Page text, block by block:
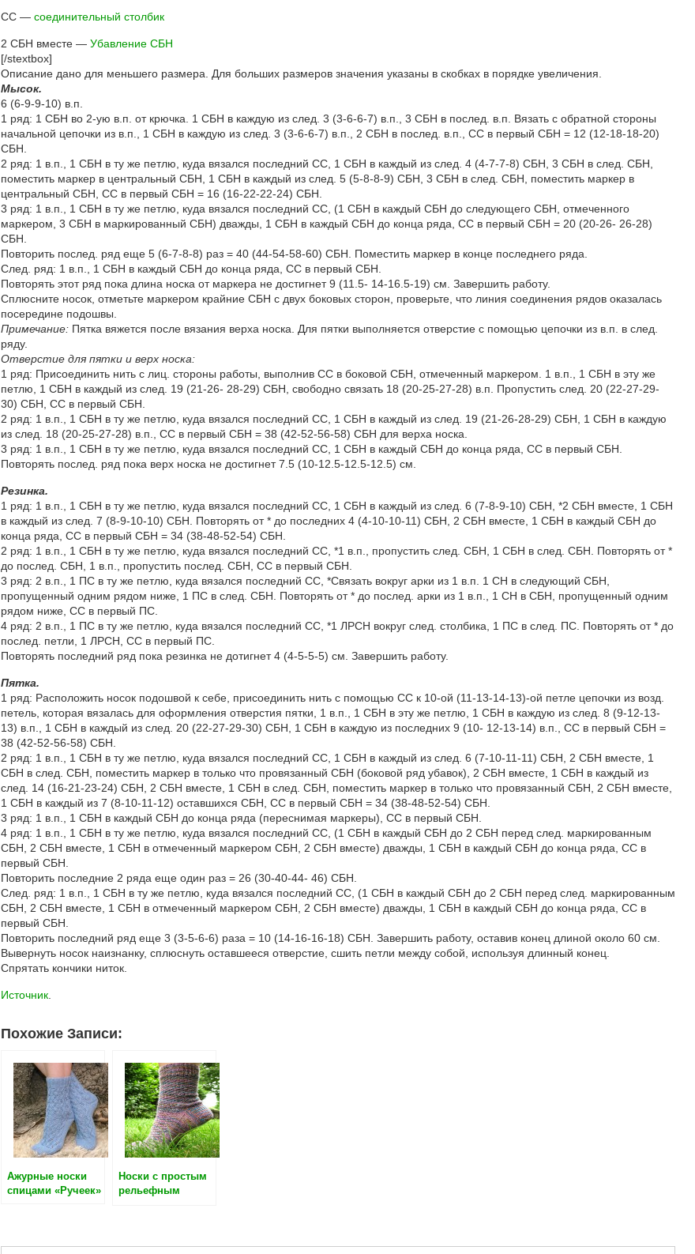
СС — соединительный столбик
2 СБН вместе — Убавление СБН
[/stextbox]
Описание дано для меньшего размера. Для больших размеров значения указаны в скобках в порядке увеличения.
Мысок.
6 (6-9-9-10) в.п.
1 ряд: 1 СБН во 2-ую в.п. от крючка. 1 СБН в каждую из след. 3 (3-6-6-7) в.п., 3 СБН в послед. в.п. Вязать с обратной стороны
начальной цепочки из в.п., 1 СБН в каждую из след. 3 (3-6-6-7) в.п., 2 СБН в послед. в.п., СС в первый СБН = 12 (12-18-18-20)
СБН.
2 ряд: 1 в.п., 1 СБН в ту же петлю, куда вязался последний СС, 1 СБН в каждый из след. 4 (4-7-7-8) СБН, 3 СБН в след. СБН,
поместить маркер в центральный СБН, 1 СБН в каждый из след. 5 (5-8-8-9) СБН, 3 СБН в след. СБН, поместить маркер в
центральный СБН, СС в первый СБН = 16 (16-22-22-24) СБН.
3 ряд: 1 в.п., 1 СБН в ту же петлю, куда вязался последний СС, (1 СБН в каждый СБН до следующего СБН, отмеченного
маркером, 3 СБН в маркированный СБН) дважды, 1 СБН в каждый СБН до конца ряда, СС в первый СБН = 20 (20-26- 26-28)
СБН.
Повторить послед. ряд еще 5 (6-7-8-8) раз = 40 (44-54-58-60) СБН. Поместить маркер в конце последнего ряда.
След. ряд: 1 в.п., 1 СБН в каждый СБН до конца ряда, СС в первый СБН.
Повторять этот ряд пока длина носка от маркера не достигнет 9 (11.5- 14-16.5-19) см. Завершить работу.
Сплюсните носок, отметьте маркером крайние СБН с двух боковых сторон, проверьте, что линия соединения рядов оказалась
посередине подошвы.
Примечаниe: Пятка вяжется после вязания верха носка. Для пятки выполняется отверстие с помощью цепочки из в.п. в след.
ряду.
Отверстие для пятки и верх носка:
1 ряд: Присоединить нить с лиц. стороны работы, выполнив СС в боковой СБН, отмеченный маркером. 1 в.п., 1 СБН в эту же
петлю, 1 СБН в каждый из след. 19 (21-26- 28-29) СБН, свободно связать 18 (20-25-27-28) в.п. Пропустить след. 20 (22-27-29-
30) СБН, СС в первый СБН.
2 ряд: 1 в.п., 1 СБН в ту же петлю, куда вязался последний СС, 1 СБН в каждый из след. 19 (21-26-28-29) СБН, 1 СБН в каждую
из след. 18 (20-25-27-28) в.п., СС в первый СБН = 38 (42-52-56-58) СБН для верха носка.
3 ряд: 1 в.п., 1 СБН в ту же петлю, куда вязался последний СС, 1 СБН в каждый СБН до конца ряда, СС в первый СБН.
Повторять послед. ряд пока верх носка не достигнет 7.5 (10-12.5-12.5-12.5) см.
Резинка.
1 ряд: 1 в.п., 1 СБН в ту же петлю, куда вязался последний СС, 1 СБН в каждый из след. 6 (7-8-9-10) СБН, *2 СБН вместе, 1 СБН
в каждый из след. 7 (8-9-10-10) СБН. Повторять от * до последних 4 (4-10-10-11) СБН, 2 СБН вместе, 1 СБН в каждый СБН до
конца ряда, СС в первый СБН = 34 (38-48-52-54) СБН.
2 ряд: 1 в.п., 1 СБН в ту же петлю, куда вязался последний СС, *1 в.п., пропустить след. СБН, 1 СБН в след. СБН. Повторять от *
до послед. СБН, 1 в.п., пропустить послед. СБН, СС в первый СБН.
3 ряд: 2 в.п., 1 ПС в ту же петлю, куда вязался последний СС, *Связать вокруг арки из 1 в.п. 1 СН в следующий СБН,
пропущенный одним рядом ниже, 1 ПС в след. СБН. Повторять от * до послед. арки из 1 в.п., 1 СН в СБН, пропущенный одним
рядом ниже, СС в первый ПС.
4 ряд: 2 в.п., 1 ПС в ту же петлю, куда вязался последний СС, *1 ЛРСН вокруг след. столбика, 1 ПС в след. ПС. Повторять от * до
послед. петли, 1 ЛРСН, СС в первый ПС.
Повторять последний ряд пока резинка не дотигнет 4 (4-5-5-5) см. Завершить работу.
Пятка.
1 ряд: Расположить носок подошвой к себе, присоединить нить с помощью СС к 10-ой (11-13-14-13)-ой петле цепочки из возд.
петель, которая вязалась для оформления отверстия пятки, 1 в.п., 1 СБН в эту же петлю, 1 СБН в каждую из след. 8 (9-12-13-
13) в.п., 1 СБН в каждый из след. 20 (22-27-29-30) СБН, 1 СБН в каждую из последних 9 (10- 12-13-14) в.п., СС в первый СБН =
38 (42-52-56-58) СБН.
2 ряд: 1 в.п., 1 СБН в ту же петлю, куда вязался последний СС, 1 СБН в каждый из след. 6 (7-10-11-11) СБН, 2 СБН вместе, 1
СБН в след. СБН, поместить маркер в только что провязанный СБН (боковой ряд убавок), 2 СБН вместе, 1 СБН в каждый из
след. 14 (16-21-23-24) СБН, 2 СБН вместе, 1 СБН в след. СБН, поместить маркер в только что провязанный СБН, 2 СБН вместе,
1 СБН в каждый из 7 (8-10-11-12) оставшихся СБН, СС в первый СБН = 34 (38-48-52-54) СБН.
3 ряд: 1 в.п., 1 СБН в каждый СБН до конца ряда (переснимая маркеры), СС в первый СБН.
4 ряд: 1 в.п., 1 СБН в ту же петлю, куда вязался последний СС, (1 СБН в каждый СБН до 2 СБН перед след. маркированным
СБН, 2 СБН вместе, 1 СБН в отмеченный маркером СБН, 2 СБН вместе) дважды, 1 СБН в каждый СБН до конца ряда, СС в
первый СБН.
Повторить последние 2 ряда еще один раз = 26 (30-40-44- 46) СБН.
След. ряд: 1 в.п., 1 СБН в ту же петлю, куда вязался последний СС, (1 СБН в каждый СБН до 2 СБН перед след. маркированным
СБН, 2 СБН вместе, 1 СБН в отмеченный маркером СБН, 2 СБН вместе) дважды, 1 СБН в каждый СБН до конца ряда, СС в
первый СБН.
Повторить последний ряд еще 3 (3-5-6-6) раза = 10 (14-16-16-18) СБН. Завершить работу, оставив конец длиной около 60 см.
Вывернуть носок наизнанку, сплюснуть оставшееся отверстие, сшить петли между собой, используя длинный конец.
Спрятать кончики ниток.
Источник
Похожие Записи:
Ажурные носки
спицами «Ручеек»
Носки с простым
рельефным